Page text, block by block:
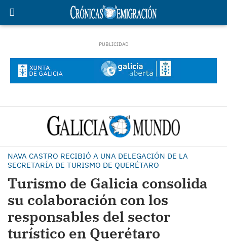
NAVA CASTRO RECIBIÓ A UNA DELEGACIÓN DE LA
SECRETARÍA DE TURISMO DE QUERÉTARO
Turismo de Galicia consolida
su colaboración con los
responsables del sector
turístico en Querétaro